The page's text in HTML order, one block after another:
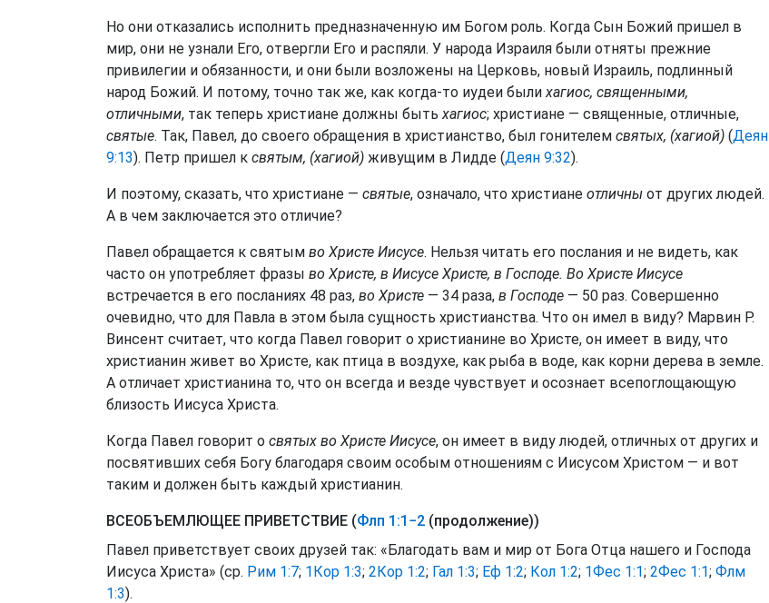
Но они отказались исполнить предназначенную им Богом роль. Когда Сын Божий пришел в
мир, они не узнали Его, отвергли Его и распяли. У народа Израиля были отняты прежние
привилегии и обязанности, и они были возложены на Церковь, новый Израиль, подлинный
народ Божий. И потому, точно так же, как когда-то иудеи былихагиос, священными,
отличными, так теперь христиане должны бытьхагиос; христиане — священные, отличные,
святые. Так, Павел, до своего обращения в христианство, был гонителем святых, (хагиой) (Деян
9:13). Петр пришел к святым, (хагиой) живущим в Лидде (Деян 9:32).
И поэтому, сказать, что христиане — святые, означало, что христиане отличны от других людей.
А в чем заключается это отличие?
Павел обращается к святым во Христе Иисусе. Нельзя читать его послания и не видеть, как
часто он употребляет фразы во Христе, в Иисусе Христе, в Господе. Во Христе Иисусе
встречается в его посланиях 48 раз, во Христе — 34 раза, в Господе — 50 раз. Совершенно
очевидно, что для Павла в этом была сущность христианства. Что он имел в виду? Марвин Р.
Винсент считает, что когда Павел говорит о христианине во Христе, он имеет в виду, что
христианин живет во Христе, как птица в воздухе, как рыба в воде, как корни дерева в земле.
А отличает христианина то, что он всегда и везде чувствует и осознает всепоглощающую
близость Иисуса Христа.
Когда Павел говорит о святых во Христе Иисусе, он имеет в виду людей, отличных от других и
посвятивших себя Богу благодаря своим особым отношениям с Иисусом Христом — и вот
таким и должен быть каждый христианин.
ВСЕОБЪЕМЛЮЩЕЕ ПРИВЕТСТВИЕ (Флп 1:1−2 (продолжение))
Павел приветствует своих друзей так: «Благодать вам и мир от Бога Отца нашего и Господа
Иисуса Христа» (ср. Рим 1:7; 1Кор 1:3; 2Кор 1:2; Гал 1:3; Еф 1:2; Кол 1:2; 1Фес 1:1; 2Фес 1:1; Флм
1:3).